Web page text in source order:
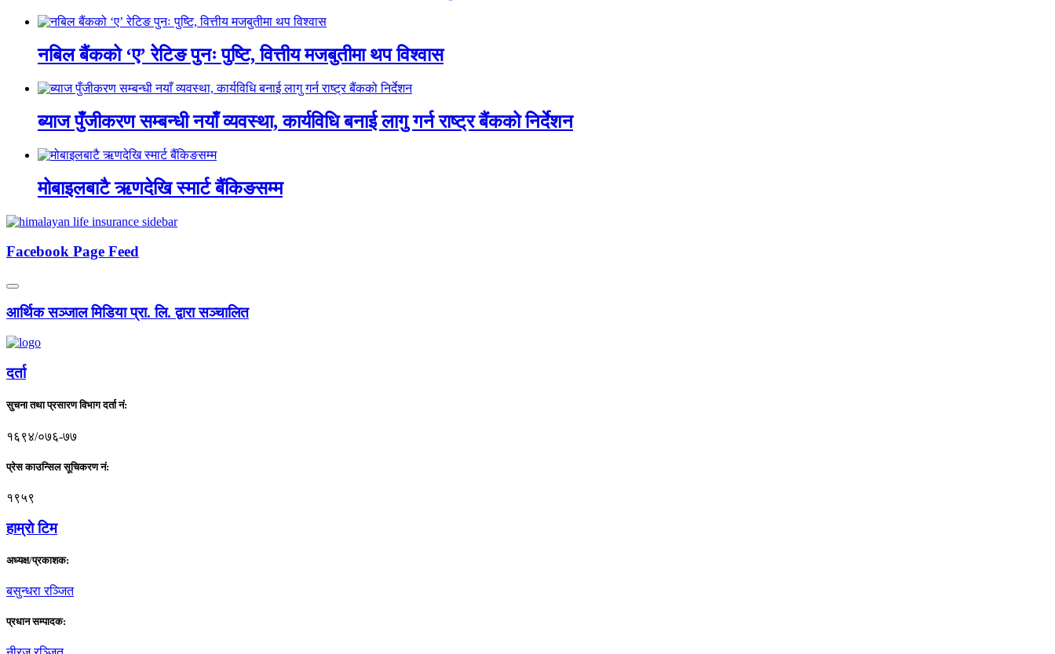
नबिल बैंकको ‘ए’ रेटिङ पुनः पुष्टि, वित्तीय मजबुतीमा थप विश्वास
ब्याज पुँजीकरण सम्बन्धी नयाँ व्यवस्था, कार्यविधि बनाई लागु गर्न राष्ट्र बैंकको निर्देशन
मोबाइलबाटै ऋणदेखि स्मार्ट बैंकिङसम्म
Facebook Page Feed
आर्थिक सञ्जाल मिडिया प्रा. लि. द्वारा सञ्चालित
दर्ता
सुचना तथा प्रसारण विभाग दर्ता नं:
१६९४/०७६-७७
प्रेस काउन्सिल सूचिकरण नं:
१९५९
हाम्राे टिम
अध्यक्ष/प्रकाशक:
बसुन्धरा रञ्जित
प्रधान सम्पादक: